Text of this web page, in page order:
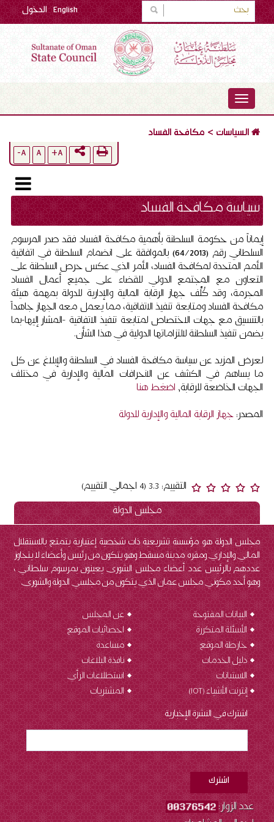
الدخول English
TOGGLE
NAVIGATION
السياسات > مكافحة الفساد
A+
A
A-
سياسة مكافحة الفساد
إيماناً من حكومة السلطنة بأهمية مكافحة الفساد فقد صدر المرسوم
السلطاني رقم (64/2013) بالموافقة على انضمام السلطنة في اتفاقية
الأمم المتحدة لمكافحة الفساد، الأمر الذي عكس حرص السلطنة على
التعاون مع المجتمع الدولي للقضاء على جميع أعمال الفساد
المجرمة، وقد كُلِّف جهاز الرقابة المالية والإدارية للدولة بمهمة هيئة
مكافحة الفساد ومتابعة تنفيذ الاتفاقية، مما يعمل معه الجهاز جاهداً
بالتنسيق مع جهات الاختصاص لمتابعة تنفيذ الاتفاقية -المشار إليها-بما
يضمن تنفيذ السلطنة لالتزاماتها الدولية في هذا الشأن.
لعرض المزيد عن سياسة مكافحة الفساد في السلطنة والإبلاغ عن كل
ما يساهم في الكشف عن الانحرافات المالية والإدارية في مختلف
الجهات الخاضعة للرقابة, اضغط هنا
المصدر:جهاز الرقابة المالية والإدارية للدولة
التقييم: 3.3 (4 اجمالي التقييم)
مجلس الدولة
مجلس الدولة هو مؤسسة تشريعية ذات شخصية إعتبارية يتمتع بالاستقلال
المالي والإداري ومقره مدينة مسقط وهو يتكون من رئيس وأعضاء لا يتجاوز
عددهم بالرئيس عدد أعضاء مجلس الشورى يعينون بمرسوم سلطاني ،
وهو أحد مكوني مجلس عمان الذي يتكون من مجلسي الدولة والشورى.
عن المجلس
البيانات المفتوحة
احصائيات الموقع
الأسئلة المتكررة
مساعدة
خارطة الموقع
نافذة البلاغات
دليل الخدمات
استطلاعات الرأي
الاستبانات
المشتريات
إنترنت الأشياء (IOT
)
اشترك في النشرة الإخبارية
عدد الزوار: